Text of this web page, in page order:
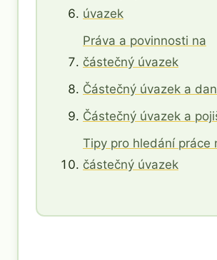
úvazek
Práva a povinnosti na
částečný úvazek
Částečný úvazek a
Částečný úvazek a
Tipy pro hledání práce
částečný úvazek